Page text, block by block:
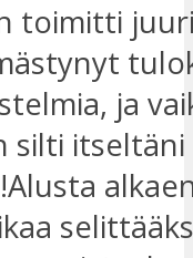
toimitti
ja
itseltäni